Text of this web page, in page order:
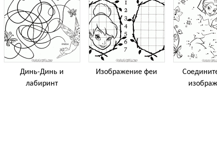
Динь-Динь и
лабиринт
Изображение феи